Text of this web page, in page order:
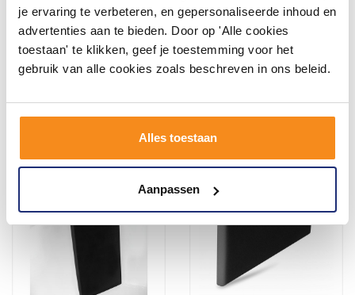
je ervaring te verbeteren, en gepersonaliseerde inhoud en
advertenties aan te bieden. Door op 'Alle cookies
toestaan' te klikken, geef je toestemming voor het
gebruik van alle cookies zoals beschreven in ons beleid.
Alles toestaan
Aanpassen
1 - 2 Weken
232,32
185,00
1 - 2 Weken
115,00